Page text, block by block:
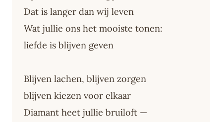
Dat is langer dan wij leven
Wat jullie ons het mooiste tonen:
liefde is blijven geven
Blijven lachen, blijven zorgen
blijven kiezen voor elkaar
Diamant heet jullie bruiloft —